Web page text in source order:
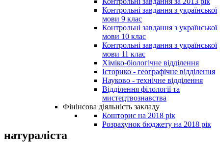
Контрольні завдання з української
мови 9 клас
Контрольні завдання з української
мови 10 клас
Контрольні завдання з української
мови 11 клас
Хіміко-біологічне відділення
Історико - географічне відділення
Науково - технічне відділення
Відділення філології та
мистецтвознавства
Фінінсова діяльність закладу
Кошторис на 2018 рік
Розрахунок бюджету на 2018 рік
натураліста